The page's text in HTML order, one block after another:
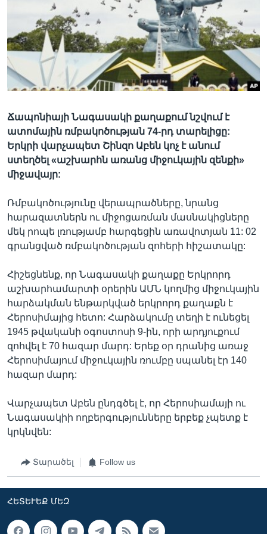
Լեզուներ
Ճապոնիայի Նագասակի քաղաքում նշվում է
ատոմային ռմբակոծության 74-րդ տարելիցը:
Երկրի վարչապետ Շինզո Աբեն կոչ է անում
ստեղծել «աշխարհն առանց միջուկային զենքի»
միջավայր:
Ռմբակոծությունը վերապրածները, նրանց
հարազատներն ու միջոցառման մասնակիցները
մեկ րոպե լռությամբ հարգեցին առավոտյան 11: 02
գրանցված ռմբակոծության զոհերի հիշատակը:
Հիշեցնենք, որ Նագասակի քաղաքը Երկրորդ
աշխարհամարտի օրերին ԱՄՆ կողմից միջուկային
հարձակման ենթարկված երկրորդ քաղաքն է
Հերոսիմայից հետո: Հարձակումը տեղի է ունեցել
1945 թվականի օգոստոսի 9-ին, որի արդյուքում
զոհվել է 70 հազար մարդ: Երեք օր դրանից առաջ
Հերոսիմայում միջուկային ռումբը սպանել էր 140
հազար մարդ:
Վարչապետ Աբեն ընդգծել է, որ Հերոսիամայի ու
Նագասակիի ողբերգությունները երբեք չպետք է
կրկնվեն:
Տարածել Follow us
ՀԵՏԵՒԵՔ ՄԵԶ